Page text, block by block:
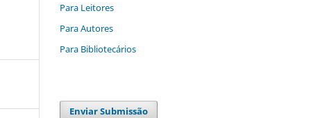
Para Leitores
Para Autores
Para Bibliotecários
Enviar Submissão